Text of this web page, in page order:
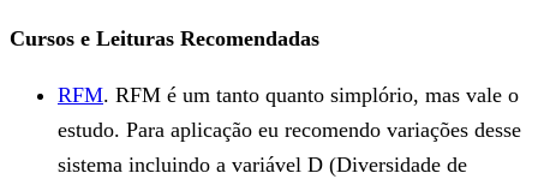
Cursos e Leituras Recomendadas
RFM. RFM é um tanto quanto simplório, mas vale o
estudo. Para aplicação eu recomendo variações desse
sistema incluindo a variável D (Diversidade de